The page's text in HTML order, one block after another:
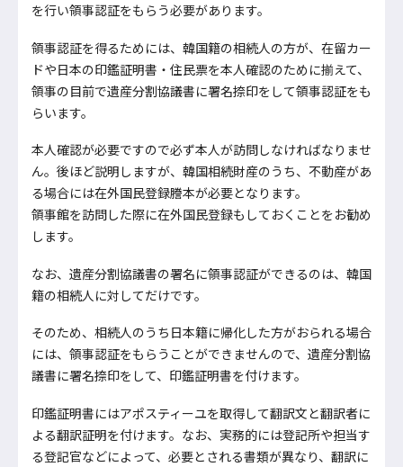
を行い領事認証をもらう必要があります。
領事認証を得るためには、韓国籍の相続人の方が、在留カー
ドや日本の印鑑証明書・住民票を本人確認のために揃えて、
領事の目前で遺産分割協議書に署名捺印をして領事認証をも
らいます。
本人確認が必要ですので必ず本人が訪問しなければなりませ
ん。後ほど説明しますが、韓国相続財産のうち、不動産があ
る場合には在外国民登録謄本が必要となります。
領事館を訪問した際に在外国民登録もしておくことをお勧め
します。
なお、遺産分割協議書の署名に領事認証ができるのは、韓国
籍の相続人に対してだけです。
そのため、相続人のうち日本籍に帰化した方がおられる場合
には、領事認証をもらうことができませんので、遺産分割協
議書に署名捺印をして、印鑑証明書を付けます。
印鑑証明書にはアポスティーユを取得して翻訳文と翻訳者に
よる翻訳証明を付けます。なお、実務的には登記所や担当す
る登記官などによって、必要とされる書類が異なり、翻訳に